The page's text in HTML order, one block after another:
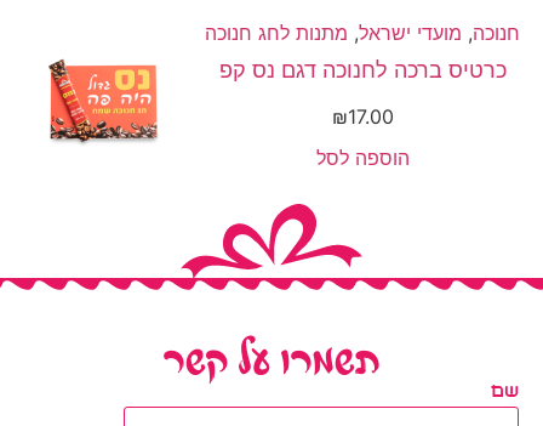
חנוכה, מועדי ישראל, מתנות לחג חנוכה
כרטיס ברכה לחנוכה דגם נס קפ
₪17.00
הוספה לסל
תשמרו על קשר
שם